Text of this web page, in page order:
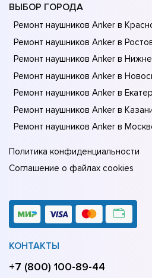
ВЫБОР ГОРОДА
Ремонт наушников Anker в
Ремонт наушников Anker в
Ремонт наушников Anker в
Ремонт наушников Anker в
Ремонт наушников Anker в
Ремонт наушников Anker в
Ремонт наушников Anker в
Политика конфиденциальности
Соглашение о файлах cookies
КОНТАКТЫ
+7 (800) 100-89-44